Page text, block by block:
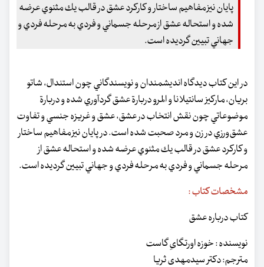
پايان نيز مفاهيم ساختار و كاركرد عشق در قالب يك مثنوي عرضه
شده و استحاله عشق از مرحله جسماني و فردي به مرحله فردي و
جهاني تبيين گرديده است.
در اين كتاب ديدگاه انديشمندان و نويسندگاني چون استندال، شاتو
بريان، ماركيز سانتيلانا و المرو دربارة عشق گردآوري شده و دربارة
موضوعاتي چون نقش انتخاب در عشق، عشق و غريزه جنسي و تفاوت
عشق‌ورزي در زن و مرد صحبت شده است. در پايان نيز مفاهيم ساختار
و كاركرد عشق در قالب يك مثنوي عرضه شده و استحاله عشق از
مرحله جسماني و فردي به مرحله فردي و جهاني تبيين گرديده است.
مشخصات کتاب :
کتاب درباره عشق
نویسنده : خوزه اورتگایِ گاست
مترجم: دکتر سیدمهدی ثریا